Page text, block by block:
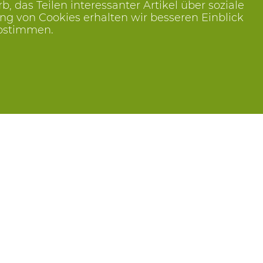
das Teilen interessanter Artikel über soziale
von Cookies erhalten wir besseren Einblick